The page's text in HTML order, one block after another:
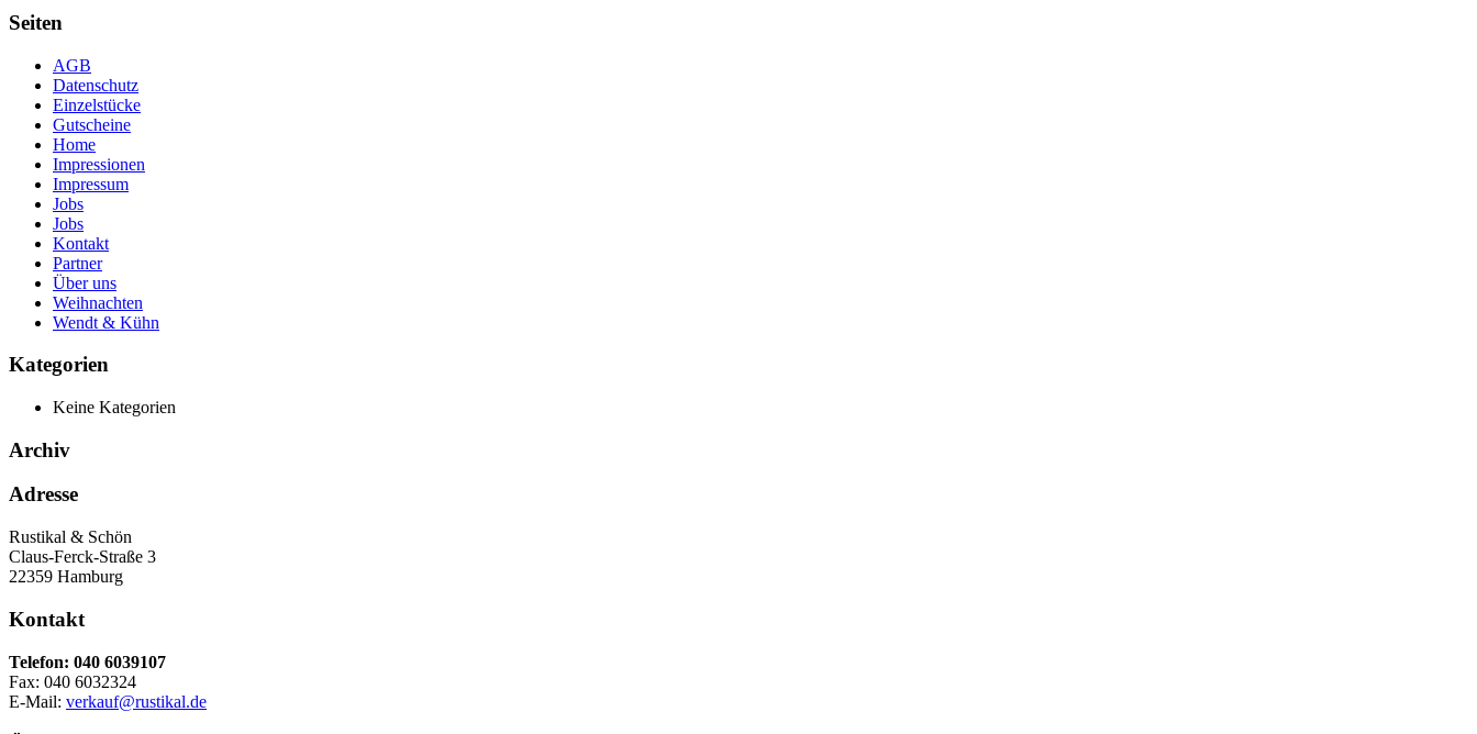
Seiten
AGB
Datenschutz
Einzelstücke
Gutscheine
Home
Impressionen
Impressum
Jobs
Jobs
Kontakt
Partner
Über uns
Weihnachten
Wendt & Kühn
Kategorien
Keine Kategorien
Archiv
Adresse
Rustikal & Schön
Claus-Ferck-Straße 3
22359 Hamburg
Kontakt
Telefon: 040 6039107
Fax: 040 6032324
E-Mail: verkauf@rustikal.de